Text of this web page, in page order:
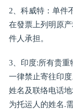
2、科威特：单件
在發票上列明原
件人承担。
3、印度:所有贵重
一律禁止寄往印
姓名及联络电话
为托运人的姓名.